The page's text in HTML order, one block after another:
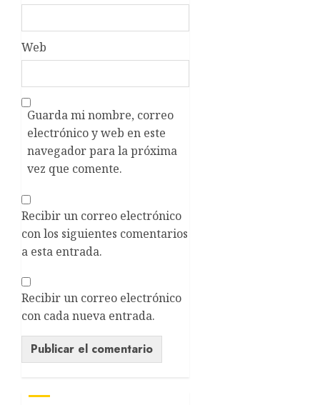
Web
Guarda mi nombre, correo
electrónico y web en este
navegador para la próxima
vez que comente.
Recibir un correo electrónico
con los siguientes comentarios
a esta entrada.
Recibir un correo electrónico
con cada nueva entrada.